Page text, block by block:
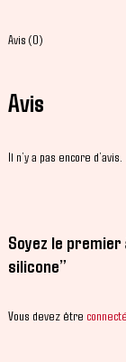
Avis (0)
Avis
Il n’y a pas encore d’avis.
Soyez le
silicone”
Vous devez être connecté